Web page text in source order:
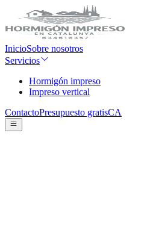
InicioSobre nosotros
Servicios
Hormigón impreso
Impreso vertical
ContactoPresupuesto gratisCA